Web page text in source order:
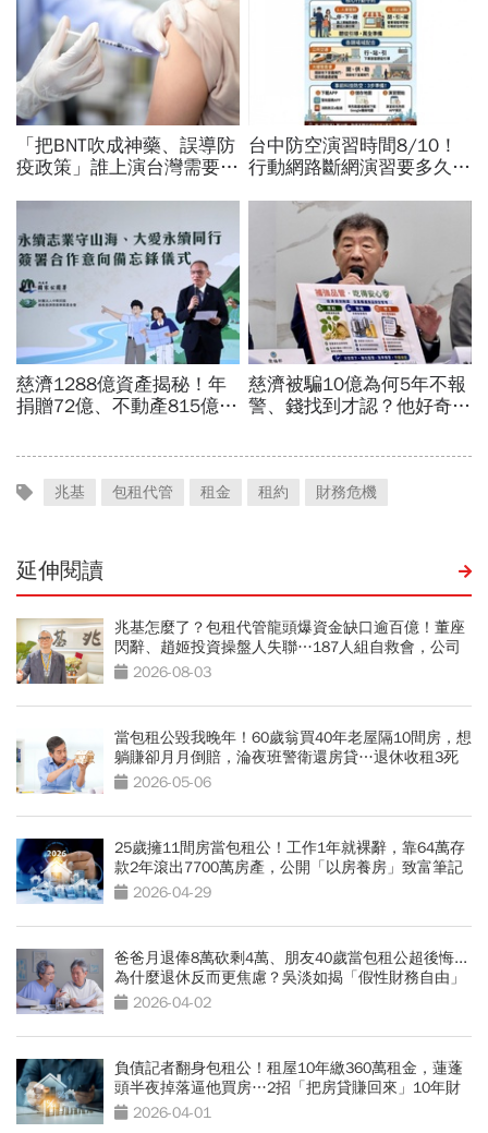
兆基 包租代管 租金 租約 財務危機
延伸閱讀
兆基怎麼了？包租代管龍頭爆資金缺口逾百億！董座
閃辭、趙姬投資操盤人失聯…187人組自救會，公司
最新聲明
2026-08-03
當包租公毀我晚年！60歲翁買40年老屋隔10間房，想
躺賺卻月月倒賠，淪夜班警衛還房貸…退休收租3死
穴 2026-05-06
25歲擁11間房當包租公！工作1年就裸辭，靠64萬存
款2年滾出7700萬房產，公開「以房養房」致富筆記
2026-04-29
爸爸月退俸8萬砍剩4萬、朋友40歲當包租公超後悔...
為什麼退休反而更焦慮？吳淡如揭「假性財務自由」
5大危機
2026-04-02
負債記者翻身包租公！租屋10年繳360萬租金，蓮蓬
頭半夜掉落逼他買房…2招「把房貸賺回來」10年財
富自由
2026-04-01